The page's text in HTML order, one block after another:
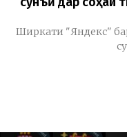
Ширкати "Яндекс"